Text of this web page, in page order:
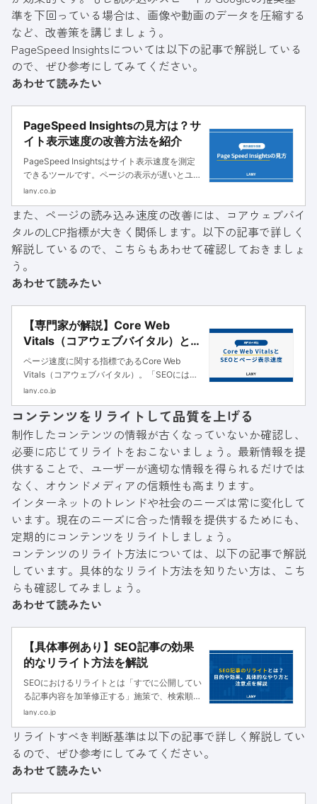
準を下回っている場合は、画像や動画のデータを圧縮する
など、改善策を講じましょう。
PageSpeed Insightsについては以下の記事で解説している
ので、ぜひ参考にしてみてください。
あわせて読みたい
PageSpeed Insightsの見方は？サ
イト表示速度の改善方法を紹介
PageSpeed Insightsはサイト表示速度を測定
できるツールです。ページの表示が遅いとユー
ザー体験に影響し、間接的にSEO評価が低下し
紹介します。
lany.co.jp
また、ページの読み込み速度の改善には、コアウェブバイ
タルのLCP指標が大きく関係します。以下の記事で詳しく
解説しているので、こちらもあわせて確認しておきましょ
う。
あわせて読みたい
【専門家が解説】Core Web
Vitals（コアウェブバイタル）と
SEOとページ表示速度
ページ速度に関する指標であるCore Web
Vitals（コアウェブバイタル）。「SEOにはど
れだけ影響があるのか」「Core Web Vitalsの
lany.co.jp
コンテンツをリライトして品質を上げる
制作したコンテンツの情報が古くなっていないか確認し、
必要に応じてリライトをおこないましょう。最新情報を提
供することで、ユーザーが適切な情報を得られるだけでは
なく、オウンドメディアの信頼性も高まります。
インターネットのトレンドや社会のニーズは常に変化して
います。現在のニーズに合った情報を提供するためにも、
定期的にコンテンツをリライトしましょう。
コンテンツのリライト方法については、以下の記事で解説
しています。具体的なリライト方法を知りたい方は、こち
らも確認してみましょう。
あわせて読みたい
【具体事例あり】SEO記事の効果
的なリライト方法を解説
SEOにおけるリライトとは「すでに公開してい
る記事内容を加筆修正する」施策で、検索順位
を上げるのに効果的です。本記事ではリライト
解説します。
lany.co.jp
リライトすべき判断基準は以下の記事で詳しく解説してい
るので、ぜひ参考にしてみてください。
あわせて読みたい